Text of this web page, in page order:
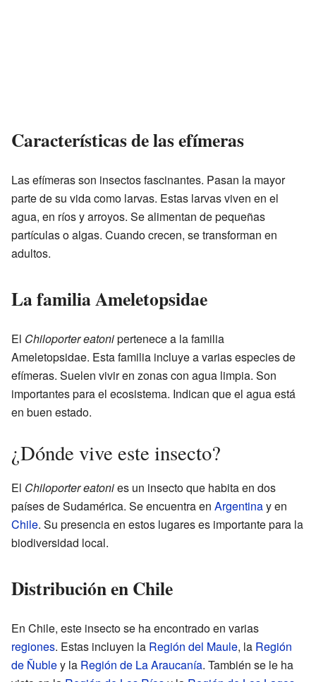
Características de las efímeras
Las efímeras son insectos fascinantes. Pasan la mayor
parte de su vida como larvas. Estas larvas viven en el
agua, en ríos y arroyos. Se alimentan de pequeñas
partículas o algas. Cuando crecen, se transforman en
adultos.
La familia Ameletopsidae
El Chiloporter eatonipertenece a la familia
Ameletopsidae. Esta familia incluye a varias especies de
efímeras. Suelen vivir en zonas con agua limpia. Son
importantes para el ecosistema. Indican que el agua está
en buen estado.
¿Dónde vive este insecto?
El Chiloporter eatonies un insecto que habita en dos
países de Sudamérica. Se encuentra en Argentinay en
Chile. Su presencia en estos lugares es importante para la
biodiversidad local.
Distribución en Chile
En Chile, este insecto se ha encontrado en varias
regiones. Estas incluyen la Región del Maule, la Región
de Ñubley la Región de La Araucanía. También se le ha